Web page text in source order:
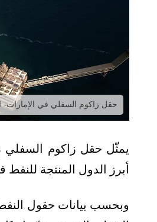
حقل زاكوم السفلي في
يمثّل حقل زاكوم السفلي
أبرز الدول المنتجة للنفط
وبحسب بيانات حقول